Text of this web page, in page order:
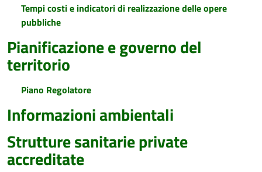
Tempi costi e indicatori di realizzazione delle opere
pubbliche
Pianificazione e governo del
territorio
Piano Regolatore
Informazioni ambientali
Strutture sanitarie private
accreditate